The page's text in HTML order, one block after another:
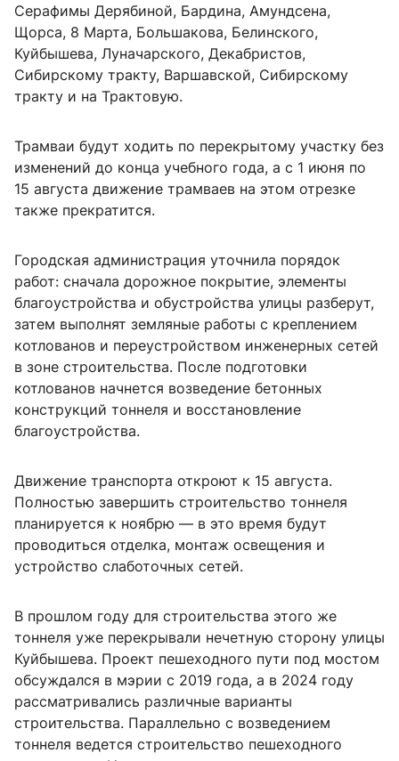
Серафимы Дерябиной, Бардина, Амундсена,
Щорса, 8 Марта, Большакова, Белинского,
Куйбышева, Луначарского, Декабристов,
Сибирскому тракту, Варшавской, Сибирскому
тракту и на Трактовую.
Трамваи будут ходить по перекрытому участку без
изменений до конца учебного года, а с 1 июня по
15 августа движение трамваев на этом отрезке
также прекратится.
Городская администрация уточнила порядок
работ: сначала дорожное покрытие, элементы
благоустройства и обустройства улицы разберут,
затем выполнят земляные работы с креплением
котлованов и переустройством инженерных сетей
в зоне строительства. После подготовки
котлованов начнется возведение бетонных
конструкций тоннеля и восстановление
благоустройства.
Движение транспорта откроют к 15 августа.
Полностью завершить строительство тоннеля
планируется к ноябрю — в это время будут
проводиться отделка, монтаж освещения и
устройство слаботочных сетей.
В прошлом году для строительства этого же
тоннеля уже перекрывали нечетную сторону улицы
Куйбышева. Проект пешеходного пути под мостом
обсуждался в мэрии с 2019 года, а в 2024 году
рассматривались различные варианты
строительства. Параллельно с возведением
тоннеля ведется строительство пешеходного